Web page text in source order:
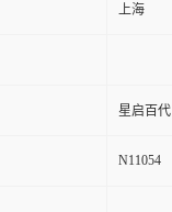
上海
星启百代
N11054